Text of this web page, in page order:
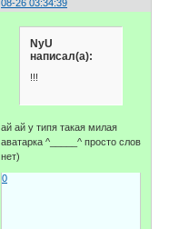
08-26 03:34:39
NyU
написал(а):
!!!
ай ай у типя такая милая
аватарка ^_____^ просто слов
нет)
0